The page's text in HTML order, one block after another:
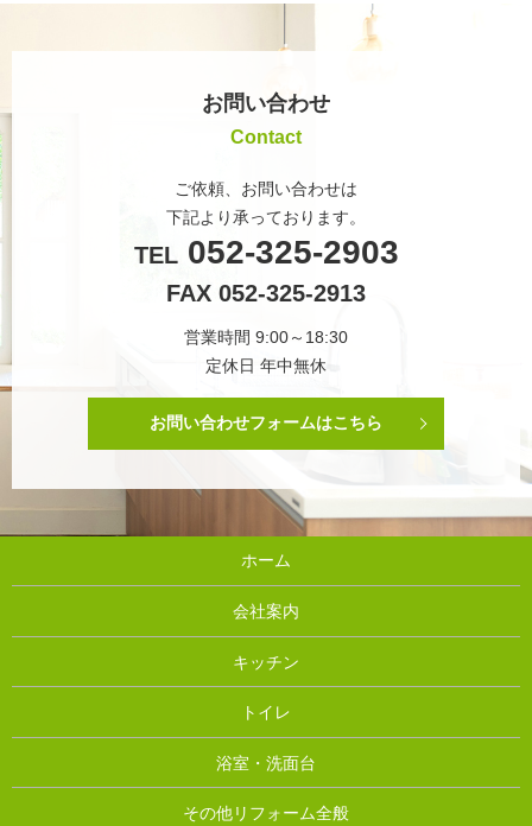
お問い合わせ
Contact
ご依頼、お問い合わせは
下記より承っております。
TEL052-325-2903
FAX 052-325-2913
営業時間 9:00～18:30
定休日 年中無休
お問い合わせフォームはこちら
ホーム
会社案内
キッチン
トイレ
浴室・洗面台
その他リフォーム全般